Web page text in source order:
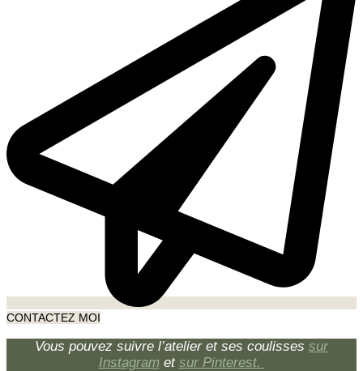
CONTACTEZ MOI
Vous pouvez suivre l’atelier et ses coulisses sur
Instagramet sur Pinterest.